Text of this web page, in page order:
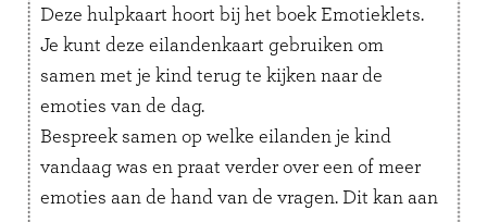
Deze hulpkaart hoort bij het boek Emotieklets.
Je kunt deze eilandenkaart gebruiken om
samen met je kind terug te kijken naar de
emoties van de dag.
Bespreek samen op welke eilanden je kind
vandaag was en praat verder over een of meer
emoties aan de hand van de vragen. Dit kan aan